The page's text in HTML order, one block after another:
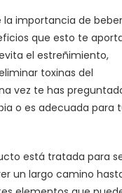
la importancia de beber
que esto te
el estreñimiento,
toxinas del
vez te has
o es adecuada para
está tratada para
un largo camino